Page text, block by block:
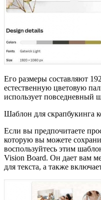
Его размеры составляют
естественную цветовую
использует повседневный
Шаблон для скрапбукинга
Если вы предпочитаете
которую вы можете
воспользуйтесь этим
Vision Board. Он дает вам
для текста, а также